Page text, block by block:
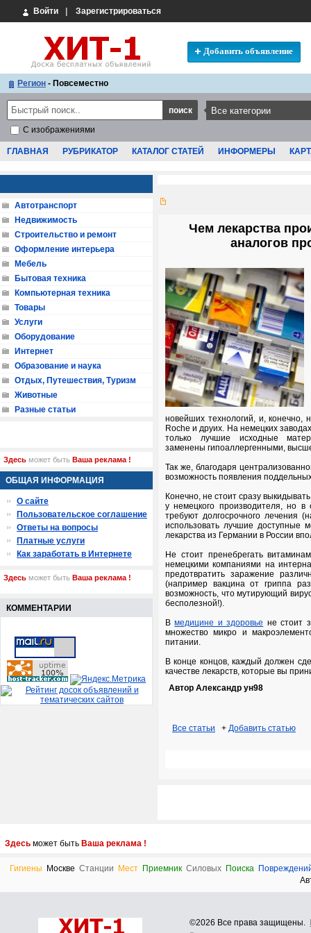
Войти Зарегистрироваться
Добавить объявление
Регион - Повсеместно
С изображениями
ГЛАВНАЯ РУБРИКАТОР КАТАЛОГ СТАТЕЙ ИНФОРМЕРЫ
Чем лекарства
аналогов
новейших технологий, и, конечно,
Roche и друих. На немецких
только лучшие исходные
заменены гипоаллергенными,
Так же, благодаря
возможность появления
Конечно, не стоит сразу
у немецкого производителя, но
требуют долгосрочного лечения
использовать лучшие доступные
лекарства из Германии в России
Не стоит пренебрегать
немецкими компаниями на
предотвратить заражение
(например вакцина от гриппа
возможность, что мутирующий
бесполезной!).
Вмедицине и здоровье не стоит
множество микро и
питании.
В конце концов, каждый должен
качестве лекарств, которые вы
Автор Александр ун98
Все статьи + Добавить статью
Автотранспорт
Недвижимость
Строительство и ремонт
Оформление интерьера
Мебель
Бытовая техника
Компьютерная техника
Товары
Услуги
Оборудование
Интернет
Образование и наука
Отдых, Путешествия, Туризм
Животные
Разные статьи
Здесь может быть Ваша реклама !
ОБЩАЯ ИНФОРМАЦИЯ
О сайте
Пользовательское соглашение
Ответы на вопросы
Платные услуги
Как заработать в Интернете
Здесь может быть Ваша реклама !
КОММЕНТАРИИ
Здесь может быть Ваша реклама !
Гигиены Москве Станции Мест Приемник Силовых Поиска
©2026 Все права защищены.